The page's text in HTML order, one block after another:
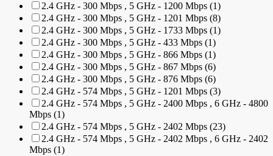
2.4 GHz - 300 Mbps , 5 GHz - 1200 Mbps (1)
2.4 GHz - 300 Mbps , 5 GHz - 1201 Mbps (8)
2.4 GHz - 300 Mbps , 5 GHz - 1733 Mbps (1)
2.4 GHz - 300 Mbps , 5 GHz - 433 Mbps (1)
2.4 GHz - 300 Mbps , 5 GHz - 866 Mbps (1)
2.4 GHz - 300 Mbps , 5 GHz - 867 Mbps (6)
2.4 GHz - 300 Mbps , 5 GHz - 876 Mbps (6)
2.4 GHz - 574 Mbps , 5 GHz - 1201 Mbps (3)
2.4 GHz - 574 Mbps , 5 GHz - 2400 Mbps , 6 GHz - 4800
Mbps (1)
2.4 GHz - 574 Mbps , 5 GHz - 2402 Mbps (23)
2.4 GHz - 574 Mbps , 5 GHz - 2402 Mbps , 6 GHz - 2402
Mbps (1)